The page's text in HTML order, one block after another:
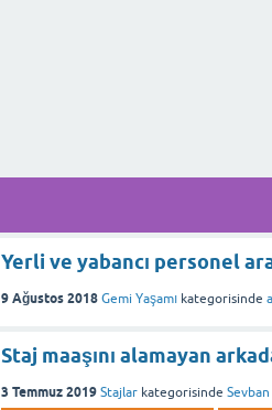
Yerli ve yabancı personel
9 Ağustos 2018 Gemi Yaşamı kategorisinde
Staj maaşını alamayan
3 Temmuz 2019 Stajlar kategorisinde Sevban